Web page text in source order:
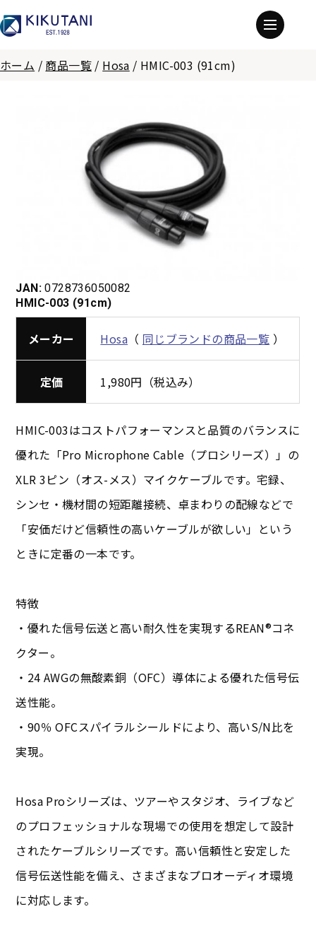
ホーム / 商品一覧 / Hosa / HMIC-003 (91cm)
JAN: 0728736050082
HMIC-003 (91cm)
メーカー Hosa （ 同じブランドの商品一覧 ）
定価 1,980円（税込み）
HMIC-003はコストパフォーマンスと品質のバランスに
優れた「Pro Microphone Cable（プロシリーズ）」の
XLR 3ピン（オス-メス）マイクケーブルです。宅録、
シンセ・機材間の短距離接続、卓まわりの配線などで
「安価だけど信頼性の高いケーブルが欲しい」という
ときに定番の一本です。
特徴
・優れた信号伝送と高い耐久性を実現するREAN®コネ
クター。
・24 AWGの無酸素銅（OFC）導体による優れた信号伝
送性能。
・90％ OFCスパイラルシールドにより、高いS/N比を
実現。
Hosa Proシリーズは、ツアーやスタジオ、ライブなど
のプロフェッショナルな現場での使用を想定して設計
されたケーブルシリーズです。高い信頼性と安定した
信号伝送性能を備え、さまざまなプロオーディオ環境
に対応します。